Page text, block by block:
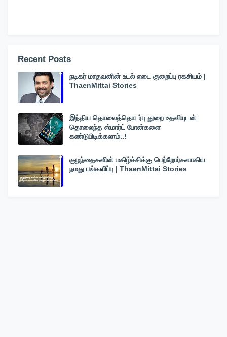
Recent Posts
நடிகர் மாதவனின் உடல் எடை குறைப்பு ரகசியம் |
ThaenMittai Stories
இந்திய தொலைத்தொடர்பு துறை உதவியுடன்
தொலைந்த ஸ்மார்ட் போன்களை
கண்டுபிடிக்கலாம்..!
குழந்தைகளின் மகிழ்ச்சிக்கு பெற்றோர்களாகிய
நமது பங்களிப்பு | ThaenMittai Stories